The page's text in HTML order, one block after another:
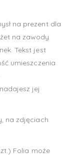
na prezent dla
na zawody
Tekst jest
umieszczenia
jej
na zdjęciach
Folia może